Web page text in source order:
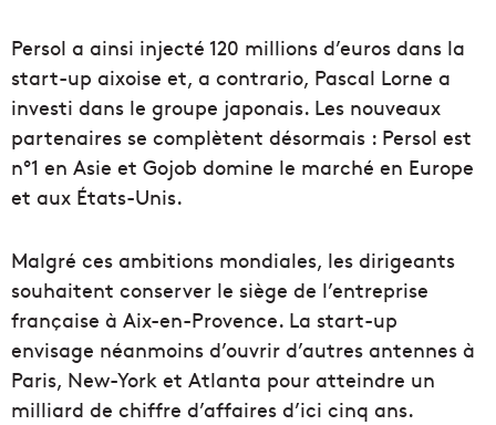
Persol a ainsi injecté 120 millions d’euros dans la
start-up aixoise et, a contrario, Pascal Lorne a
investi dans le groupe japonais. Les nouveaux
partenaires se complètent désormais : Persol est
n°1 en Asie et Gojob domine le marché en Europe
et aux États-Unis.
Malgré ces ambitions mondiales, les dirigeants
souhaitent conserver le siège de l’entreprise
française à Aix-en-Provence. La start-up
envisage néanmoins d’ouvrir d’autres antennes à
Paris, New-York et Atlanta pour atteindre un
milliard de chiffre d’affaires d’ici cinq ans.